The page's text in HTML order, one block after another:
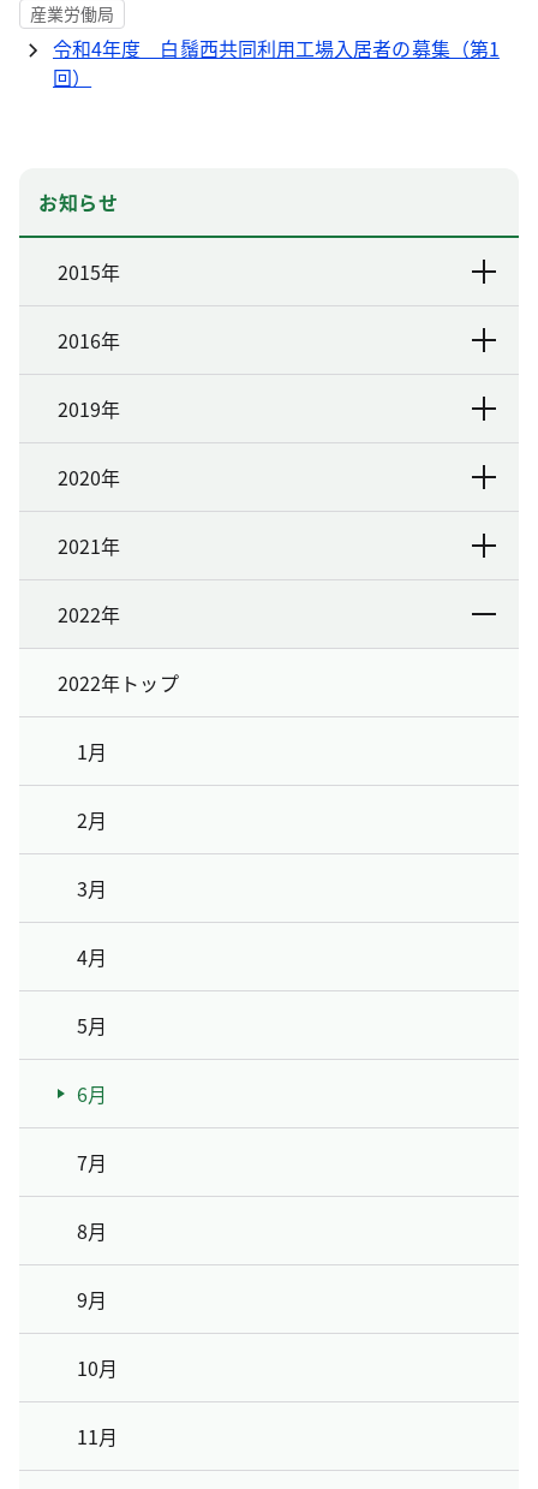
産業労働局
令和4年度 白鬚西共同利用工場入居者の募集（第1
回）
お知らせ
2015年
2016年
2019年
2020年
2021年
2022年
2022年トップ
1月
2月
3月
4月
5月
6月
7月
8月
9月
10月
11月